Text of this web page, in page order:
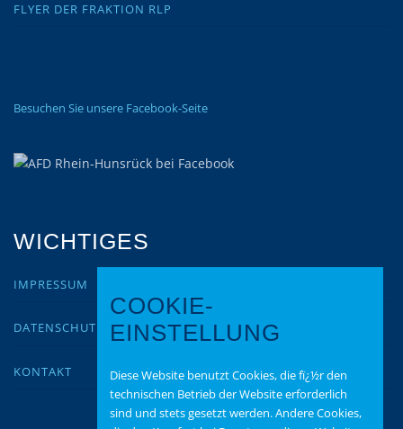
FLYER DER FRAKTION RLP
Besuchen Sie unsere Facebook-Seite
WICHTIGES
IMPRESSUM
DATENSCHUTZ
KONTAKT
COOKIE-
EINSTELLUNG
Diese Website benutzt Cookies, die fï¿½r den
technischen Betrieb der Website erforderlich
sind und stets gesetzt werden. Andere Cookies,